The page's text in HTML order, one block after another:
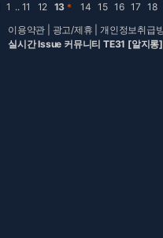
1 ..11 12 13 ＊ 14 15 16 17 18
이용약관
광고/제휴 |개인정보취급
실시간 Issue 커뮤니티 TE31 [알지